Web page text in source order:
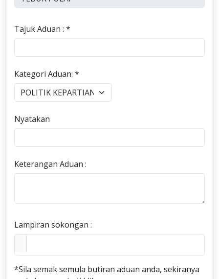
Tajuk Aduan : *
Kategori Aduan: *
Nyatakan
Keterangan Aduan :
Lampiran sokongan :
*Sila semak semula butiran aduan anda, sekiranya